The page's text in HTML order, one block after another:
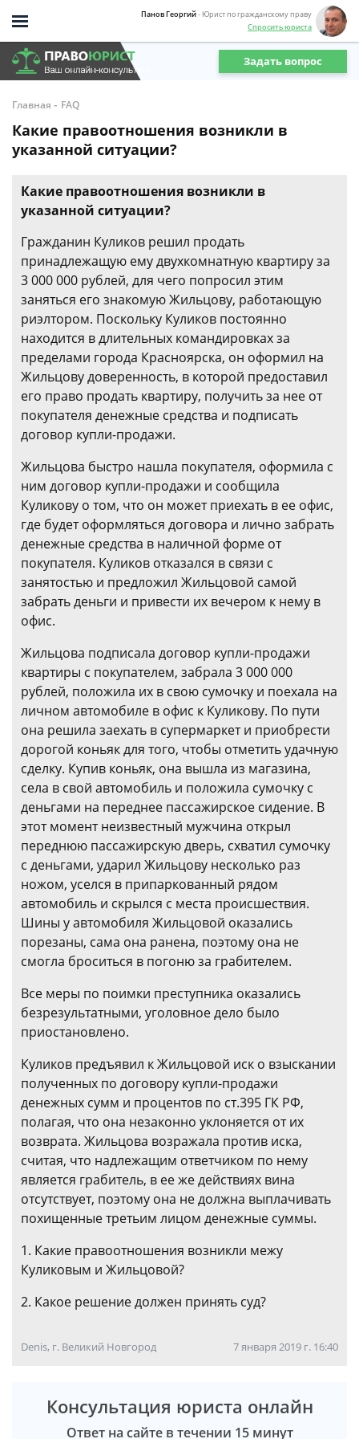
Панов Георгий- Юрист по гражданскому праву
Спросить юриста
Задать вопрос
Главная - FAQ
Какие правоотношения возникли в
указанной ситуации?
Какие правоотношения возникли в
указанной ситуации?
Гражданин Куликов решил продать
принадлежащую ему двухкомнатную квартиру за
3 000 000 рублей, для чего попросил этим
заняться его знакомую Жильцову, работающую
риэлтором. Поскольку Куликов постоянно
находится в длительных командировках за
пределами города Красноярска, он оформил на
Жильцову доверенность, в которой предоставил
его право продать квартиру, получить за нее от
покупателя денежные средства и подписать
договор купли-продажи.
Жильцова быстро нашла покупателя, оформила с
ним договор купли-продажи и сообщила
Куликову о том, что он может приехать в ее офис,
где будет оформляться договора и лично забрать
денежные средства в наличной форме от
покупателя. Куликов отказался в связи с
занятостью и предложил Жильцовой самой
забрать деньги и привести их вечером к нему в
офис.
Жильцова подписала договор купли-продажи
квартиры с покупателем, забрала 3 000 000
рублей, положила их в свою сумочку и поехала на
личном автомобиле в офис к Куликову. По пути
она решила заехать в супермаркет и приобрести
дорогой коньяк для того, чтобы отметить удачную
сделку. Купив коньяк, она вышла из магазина,
села в свой автомобиль и положила сумочку с
деньгами на переднее пассажирское сидение. В
этот момент неизвестный мужчина открыл
переднюю пассажирскую дверь, схватил сумочку
с деньгами, ударил Жильцову несколько раз
ножом, уселся в припаркованный рядом
автомобиль и скрылся с места происшествия.
Шины у автомобиля Жильцовой оказались
порезаны, сама она ранена, поэтому она не
смогла броситься в погоню за грабителем.
Все меры по поимки преступника оказались
безрезультатными, уголовное дело было
приостановлено.
Куликов предъявил к Жильцовой иск о взыскании
полученных по договору купли-продажи
денежных сумм и процентов по ст.395 ГК РФ,
полагая, что она незаконно уклоняется от их
возврата. Жильцова возражала против иска,
считая, что надлежащим ответчиком по нему
является грабитель, в ее же действиях вина
отсутствует, поэтому она не должна выплачивать
похищенные третьим лицом денежные суммы.
1. Какие правоотношения возникли межу
Куликовым и Жильцовой?
2. Какое решение должен принять суд?
Denis, г. Великий Новгород 7 января 2019 г. 16:40
Консультация юриста онлайн
Ответ на сайте в течении 15 минут